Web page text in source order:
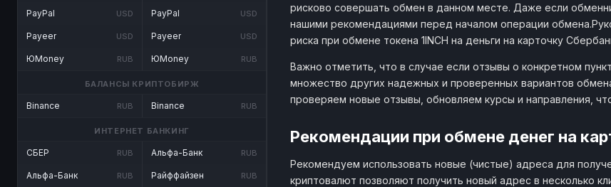
PayPal USD
Payeer USD
ЮMoney RUB
PayPal USD
Payeer USD
ЮMoney RUB
БАЛАНСЫ КРИПТОБИРЖ
Binance RUB Binance RUB
ИНТЕРНЕТ БАНКИНГ
СБЕР RUB
Альфа-Банк RUB
Альфа-Банк RUB
Райффайзен RUB
рисково совершать обмен в данном месте. Даже если
нашими рекомендациями перед началом операции
риска при обмене токена 1INCH на деньги на карточку
Важно отметить, что в случае если отзывы о конкретном
множество других надежных и проверенных вариантов
проверяем новые отзывы, обновляем курсы и направления,
Рекомендации при обмене денег на
Рекомендуем использовать новые (чистые) адреса для
криптовалют позволяют получить новый адрес в несколько